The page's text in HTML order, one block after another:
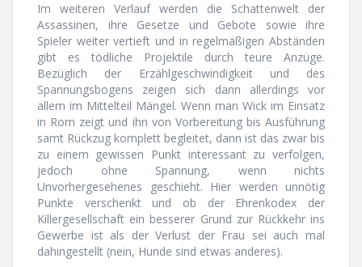
Im weiteren Verlauf werden die Schattenwelt der
Assassinen, ihre Gesetze und Gebote sowie ihre
Spieler weiter vertieft und in regelmäßigen Abständen
gibt es tödliche Projektile durch teure Anzüge.
Bezüglich der Erzählgeschwindigkeit und des
Spannungsbogens zeigen sich dann allerdings vor
allem im Mittelteil Mängel. Wenn man Wick im Einsatz
in Rom zeigt und ihn von Vorbereitung bis Ausführung
samt Rückzug komplett begleitet, dann ist das zwar bis
zu einem gewissen Punkt interessant zu verfolgen,
jedoch ohne Spannung, wenn nichts
Unvorhergesehenes geschieht. Hier werden unnötig
Punkte verschenkt und ob der Ehrenkodex der
Killergesellschaft ein besserer Grund zur Rückkehr ins
Gewerbe ist als der Verlust der Frau sei auch mal
dahingestellt (nein, Hunde sind etwas anderes).